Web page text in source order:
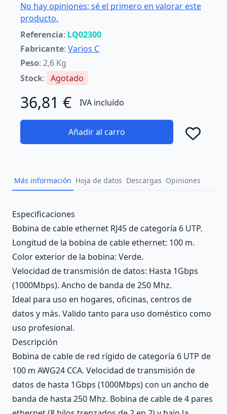
No hay opiniones; sé el primero en valorar este
producto.
Referencia: LQ02300
Fabricante: Varios C
Peso: 2,6 Kg
Stock: Agotado
36,81 € IVA incluído
Añadir al carro
Más información Hoja de datos Descargas Opiniones
Description
Especificaciones
Bobina de cable ethernet RJ45 de categoría 6 UTP.
Longitud de la bobina de cable ethernet: 100 m.
Color exterior de la bobina: Verde.
Velocidad de transmisión de datos: Hasta 1Gbps
(1000Mbps). Ancho de banda de 250 Mhz.
Ideal para uso en hogares, oficinas, centros de
datos y más. Valido tanto para uso doméstico como
uso profesional.
Descripción
Bobina de cable de red rígido de categoría 6 UTP de
100 m AWG24 CCA. Velocidad de transmisión de
datos de hasta 1Gbps (1000Mbps) con un ancho de
banda de hasta 250 Mhz. Bobina de cable de 4 pares